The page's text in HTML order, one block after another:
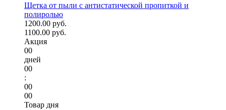
Щетка от пыли с антистатической пропиткой и
полиролью
1200.00 руб.
1100.00 руб.
Акция
00
дней
00
:
00
00
Товар дня